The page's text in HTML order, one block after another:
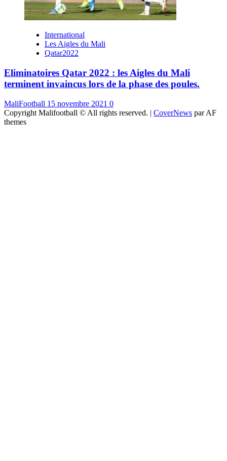
International
Les Aigles du Mali
Qatar2022
Eliminatoires Qatar 2022 : les Aigles du Mali
terminent invaincus lors de la phase des poules.
MaliFootball 15 novembre 2021 0
Copyright Malifootball © All rights reserved. | CoverNews par AF
themes